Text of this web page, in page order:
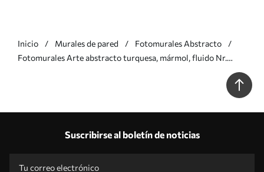
Inicio Murales de pared
Fotomurales Abstracto
Fotomurales Arte abstracto turquesa, mármol, fluido Nr.
Suscribirse al boletín de noticias